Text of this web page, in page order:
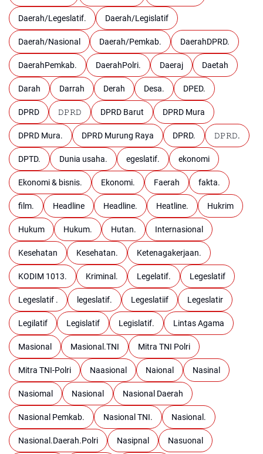
Daerah/Legeslatif. Daerah/Legislatif
Daerah/Nasional Daerah/Pemkab. DaerahDPRD.
DaerahPemkab. DaerahPolri. Daeraj Daetah
Darah Darrah Derah Desa. DPED.
DPRD 𝙳𝙿𝚁𝙳 DPRD Barut DPRD Mura
DPRD Mura. DPRD Murung Raya DPRD. 𝙳𝙿𝚁𝙳.
DPTD. Dunia usaha. egeslatif. ekonomi
Ekonomi & bisnis. Ekonomi. Faerah fakta.
film. Headline Headline. Heatline. Hukrim
Hukum Hukum. Hutan. Internasional
Kesehatan Kesehatan. Ketenagakerjaan.
KODIM 1013. Kriminal. Legelatif. Legeslatif
Legeslatif . legeslatif. Legeslatiif Legeslatir
Legilatif Legislatif Legislatif. Lintas Agama
Masional Masional.TNI Mitra TNI Polri
Mitra TNI-Polri Naasional Naional Nasinal
Nasiomal Nasional Nasional Daerah
Nasional Pemkab. Nasional TNI. Nasional.
Nasional.Daerah.Polri Nasipnal Nasuonal